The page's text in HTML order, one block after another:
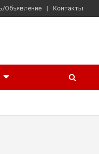
Объявление Контакты